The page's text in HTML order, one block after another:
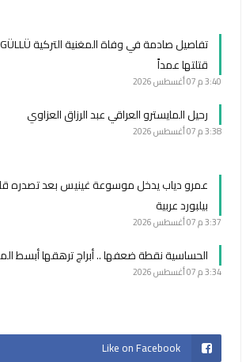
قتلتها عمداً
3:40 م 07 أغسطس 2026
رحيل المايسترو العراقي عبد الرزاق العزاوي
3:38 م 07 أغسطس 2026
عمرو دياب يدخل موسوعة غينيس بعد تصدره
بيلبورد عربية
3:37 م 07 أغسطس 2026
الحساسية نقطة ضعفها .. أبراج ترهقها أبسط
3:34 م 07 أغسطس 2026
Like on Facebook